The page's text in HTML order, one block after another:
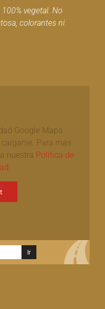
vegetal. No
colorantes ni
Google Maps
Para más
nuestra Política de